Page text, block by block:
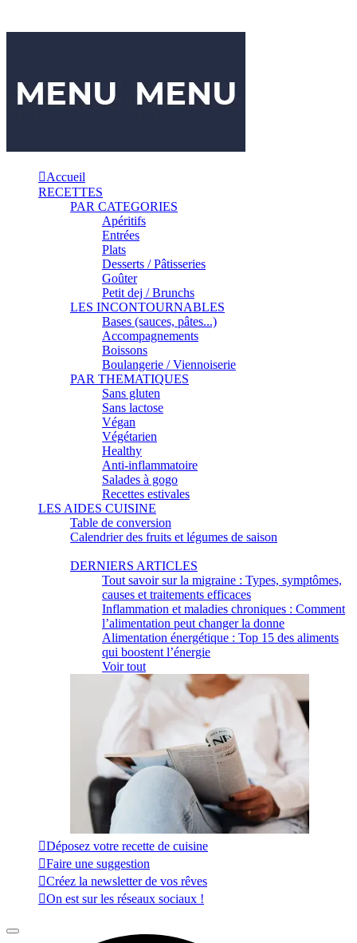
Accueil
RECETTES
PAR CATEGORIES
Apéritifs
Entrées
Plats
Desserts / Pâtisseries
Goûter
Petit dej / Brunchs
LES INCONTOURNABLES
Bases (sauces, pâtes...)
Accompagnements
Boissons
Boulangerie / Viennoiserie
PAR THEMATIQUES
Sans gluten
Sans lactose
Végan
Végétarien
Healthy
Anti-inflammatoire
Salades à gogo
Recettes estivales
LES AIDES CUISINE
Table de conversion
Calendrier des fruits et légumes de saison
DERNIERS ARTICLES
Tout savoir sur la migraine : Types, symptômes,
causes et traitements efficaces
Inflammation et maladies chroniques : Comment
l’alimentation peut changer la donne
Alimentation énergétique : Top 15 des aliments
qui boostent l’énergie
Voir tout
Déposez votre recette de cuisine
Faire une suggestion
Créez la newsletter de vos rêves
On est sur les réseaux sociaux !